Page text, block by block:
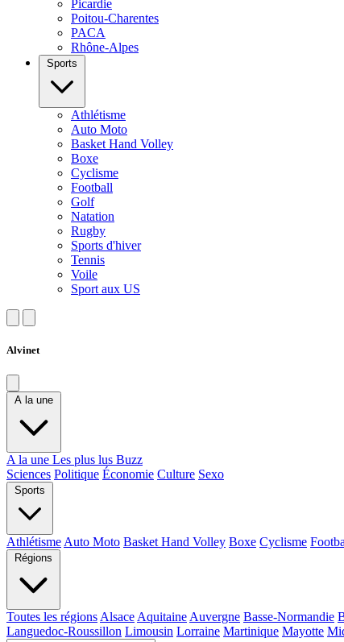
Picardie
Poitou-Charentes
PACA
Rhône-Alpes
Sports
Athlétisme
Auto Moto
Basket Hand Volley
Boxe
Cyclisme
Football
Golf
Natation
Rugby
Sports d'hiver
Tennis
Voile
Sport aux US
Alvinet
A la une
A la une Les plus lus Buzz
Sciences Politique Économie Culture Sexo
Sports
Athlétisme Auto Moto Basket Hand Volley Boxe Cyclisme
Régions
Toutes les régions Alsace Aquitaine Auvergne Basse-Normandie
Languedoc-Roussillon Limousin Lorraine Martinique Mayotte